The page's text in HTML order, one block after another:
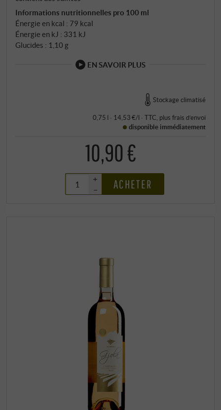
Informations nutritionnelles pro 100 ml
Énergie en kcal : 79 kcal
Énergie en kJ : 331 kJ
Glucides : 1,10 g
EN SAVOIR PLUS
Stockage climatisé
0,75 l · 14,53 €/l · TTC, plus frais d’envoi
disponible immédiatement
10,90 €
+
–
ACHETER